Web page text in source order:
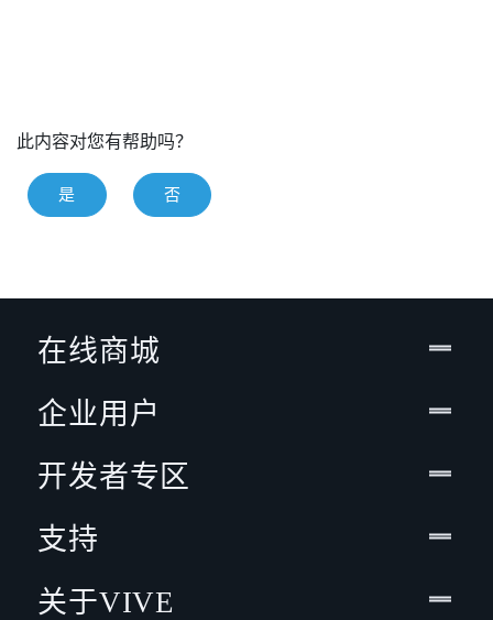
此内容对您有帮助吗？
是 否
在线商城
企业用户
开发者专区
支持
关于VIVE